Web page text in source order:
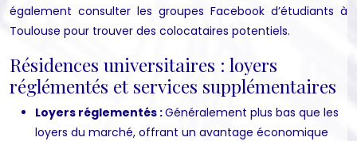
également consulter les groupes Facebook d’étudiants à
Toulouse pour trouver des colocataires potentiels.
Résidences universitaires : loyers
réglémentés et services supplémentaires
Loyers réglementés :Généralement plus bas que les
loyers du marché, offrant un avantage économique